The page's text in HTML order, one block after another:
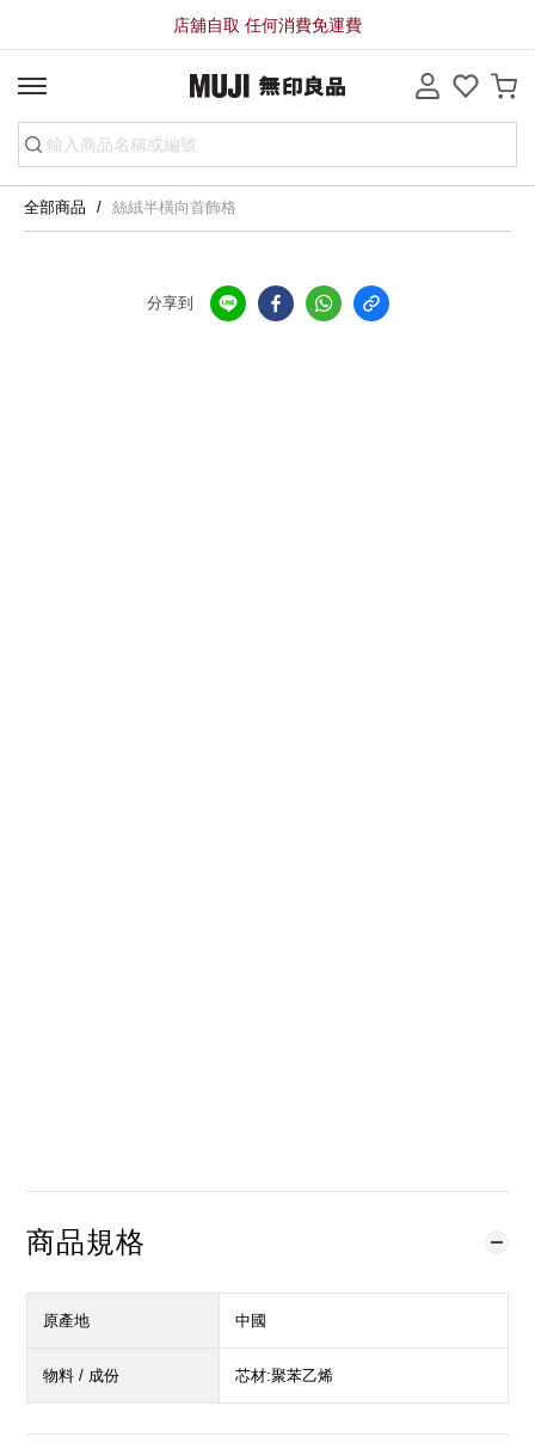
店舖自取 任何消費免運費
全部商品 絲絨半橫向首飾格
分享到
商品規格
原產地 中國
物料 / 成份 芯材:聚苯乙烯